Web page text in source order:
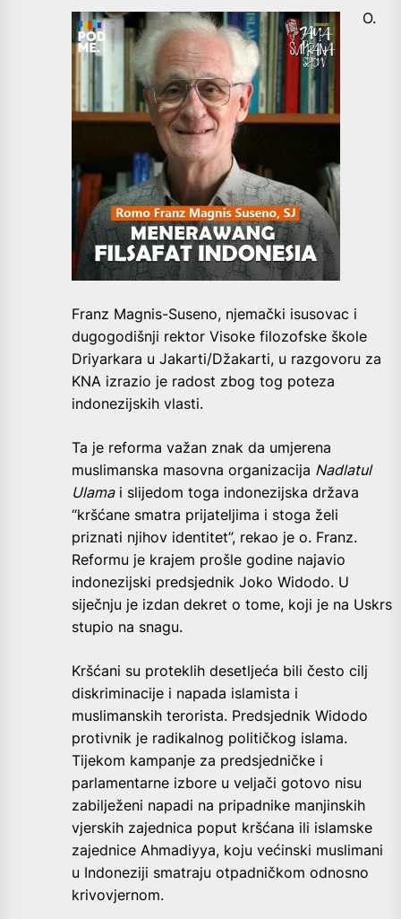
O.
Franz Magnis-Suseno, njemački isusovac i
dugogodišnji rektor Visoke filozofske škole
Driyarkara u Jakarti/Džakarti, u razgovoru za
KNA izrazio je radost zbog tog poteza
indonezijskih vlasti.
Ta je reforma važan znak da umjerena
muslimanska masovna organizacija Nadlatul
Ulamai slijedom toga indonezijska država
“kršćane smatra prijateljima i stoga želi
priznati njihov identitet”, rekao je o. Franz.
Reformu je krajem prošle godine najavio
indonezijski predsjednik Joko Widodo. U
siječnju je izdan dekret o tome, koji je na Uskrs
stupio na snagu.
Kršćani su proteklih desetljeća bili često cilj
diskriminacije i napada islamista i
muslimanskih terorista. Predsjednik Widodo
protivnik je radikalnog političkog islama.
Tijekom kampanje za predsjedničke i
parlamentarne izbore u veljači gotovo nisu
zabilježeni napadi na pripadnike manjinskih
vjerskih zajednica poput kršćana ili islamske
zajednice Ahmadiyya, koju većinski muslimani
u Indoneziji smatraju otpadničkom odnosno
krivovjernom.